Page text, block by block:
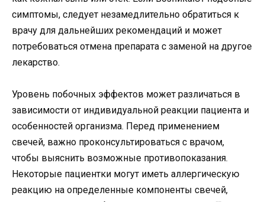
симптомы, следует незамедлительно обратиться к
врачу для дальнейших рекомендаций и может
потребоваться отмена препарата с заменой на другое
лекарство.
Уровень побочных эффектов может различаться в
зависимости от индивидуальной реакции пациента и
особенностей организма. Перед применением
свечей, важно проконсультироваться с врачом,
чтобы выяснить возможные противопоказания.
Некоторые пациентки могут иметь аллергическую
реакцию на определенные компоненты свечей,